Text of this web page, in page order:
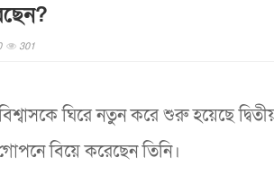
301
ঘিরে নতুন করে শুরু হয়েছে
বিয়ে করেছেন তিনি।